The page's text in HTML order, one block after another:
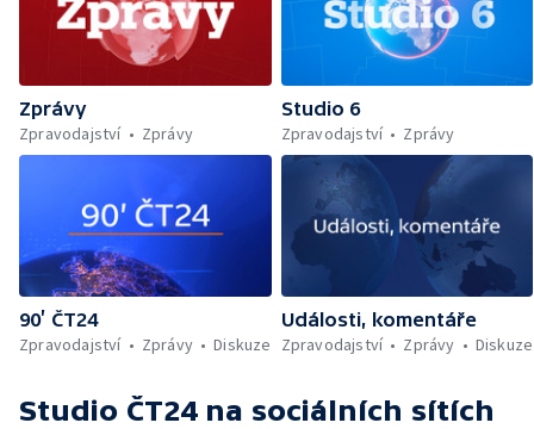
Zprávy
Zpravodajství
Zprávy
Studio 6
Zpravodajství
Zprávy
90’ ČT24
Zpravodajství
Zprávy Diskuze
Události, komentáře
Zpravodajství
Zprávy Diskuze
Studio ČT24 na sociálních sítích